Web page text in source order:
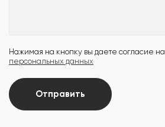
Нажимая на кнопку вы даете согласие на
персональных данных
Отправить